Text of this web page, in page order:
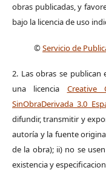
obras publicadas, y
bajo la licencia de uso
©Servicio de
2. Las obras se
una licencia Creative
SinObraDerivada 3.0
difundir, transmitir y
autoría y la fuente
de la obra); ii) no se
existencia y